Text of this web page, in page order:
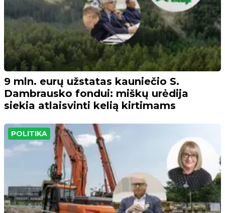
9 mln. eurų užstatas kauniečio S.
Dambrausko fondui: miškų urėdija
siekia atlaisvinti kelią kirtimams
POLITIKA